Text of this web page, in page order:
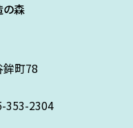
の森
鉾町78
353-2304